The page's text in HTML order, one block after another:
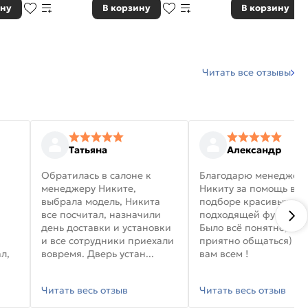
В корзину В корзину
Читать все отзывы
Татьяна
Обратилась в салоне к
менеджеру Никите,
выбрала модель, Никита
все посчитал, назначили
день доставки и установки
и все сотрудники приехали
вовремя. Дверь устан...
Читать весь отзыв
Александр
Благодарю
Никиту за помощь в
подборе красивых
подходящей
Было всё понятно, и
приятно общаться)
вам всем !
Читать весь отзыв